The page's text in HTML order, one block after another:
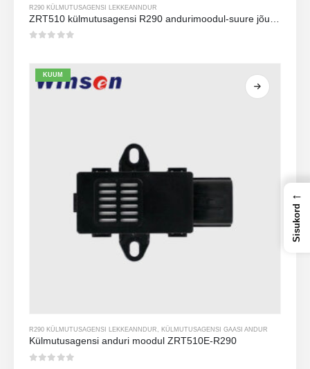
R290 KÜLMUTUSAGENSI LEKKEANNDUR
KUUM
R290 KÜLMUTUSAGENSI LEKKEANNDUR , KÜLMUTUSAGENSI GAASI ANDUR
Külmutusagensi anduri moodul ZRT510E-R290
←
Sisukord